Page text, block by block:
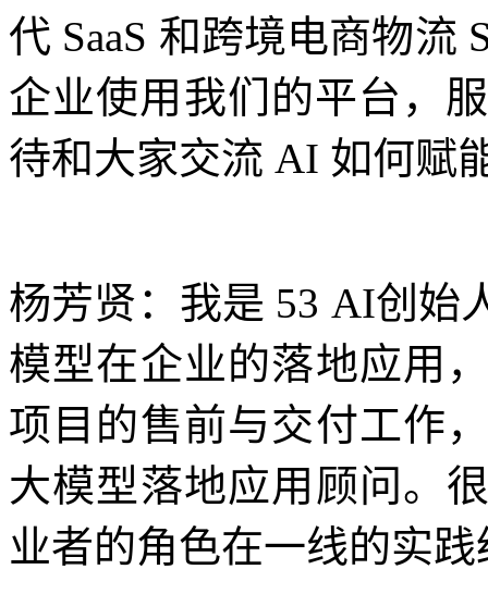
代 SaaS 和跨境电商物流
企业使用我们的平台，
待和大家交流 AI 如何赋
杨芳贤：我是 53 AI创始
模型在企业的落地应用
项目的售前与交付工作
大模型落地应用顾问。
业者的角色在一线的实